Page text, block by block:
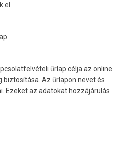
űrlap célja az online
Az űrlapon nevet és
Ezeket az adatokat hozzájárulás